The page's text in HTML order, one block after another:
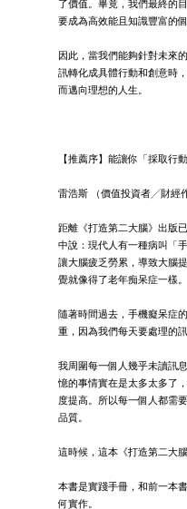
了價值。畢竟，我們最終的
要成為高效能且知識豐富的個
因此，當我們能夠針對未來
訊轉化成具體行動和創意時
而邁向理想的人生。
【推薦序】能讓你「採取行
雷浩斯 （價值投資者╱財經
距離《打造第二大腦》出版
中說：現代人有一種病叫「
讓大腦疲乏勞累，導致大腦
覺就像得了老年痴呆症一樣。
隨著時間過去，手機癡呆症
重，因為我們每天要處理的
我周圍每一個人幾乎未讀訊
憶的事情實在是太多太多了
度提高。所以每一個人都需
品質。
這時候，這本《打造第二大
本書是實踐手冊，和前一本
何實作。